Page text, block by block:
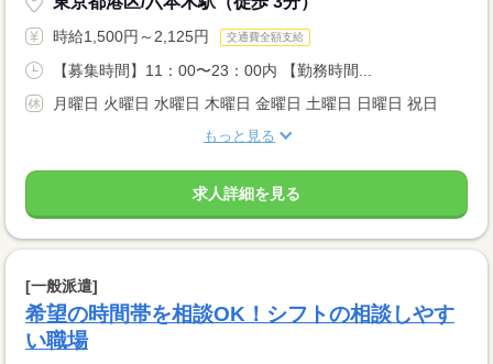
時給1,500円～2,125円 交通費全額支給
【募集時間】11：00〜23：00内 【勤務時間...
月曜日 火曜日 水曜日 木曜日 金曜日 土曜日 日曜日 祝日
もっと見る
求人詳細を見る
[一般派遣]
希望の時間帯を相談OK！シフトの相談しやす
い職場